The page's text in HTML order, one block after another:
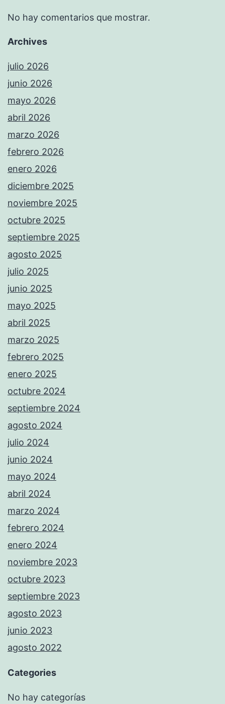
No hay comentarios que mostrar.
Archives
julio 2026
junio 2026
mayo 2026
abril 2026
marzo 2026
febrero 2026
enero 2026
diciembre 2025
noviembre 2025
octubre 2025
septiembre 2025
agosto 2025
julio 2025
junio 2025
mayo 2025
abril 2025
marzo 2025
febrero 2025
enero 2025
octubre 2024
septiembre 2024
agosto 2024
julio 2024
junio 2024
mayo 2024
abril 2024
marzo 2024
febrero 2024
enero 2024
noviembre 2023
octubre 2023
septiembre 2023
agosto 2023
junio 2023
agosto 2022
Categories
No hay categorías